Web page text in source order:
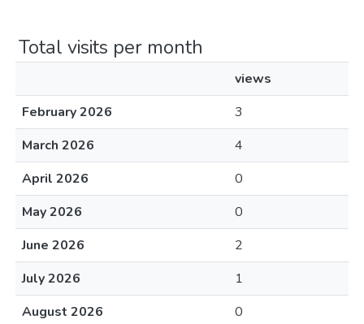
Total visits per month
views
February 2026
3
March 2026
4
April 2026
0
May 2026
0
June 2026
2
July 2026
1
August 2026
0